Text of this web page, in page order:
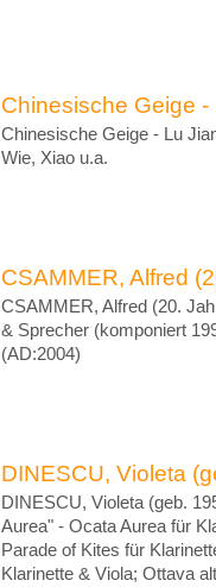
Chinesische Geige
Chinesische Geige - Lu
Wie, Xiao u.a.
CSAMMER, Alfred
CSAMMER, Alfred (20.
& Sprecher (komponiert
(AD:2004)
DINESCU, Violeta
DINESCU, Violeta (geb.
Aurea" - Ocata Aurea für
Parade of Kites für
Klarinette & Viola; Ottava